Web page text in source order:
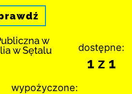
w
w Sętalu
dostępne:
1 z 1
wypożyczone: